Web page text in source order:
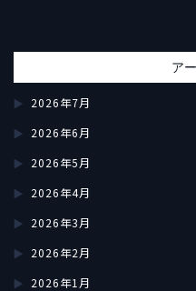
ア
2026年7月
2026年6月
2026年5月
2026年4月
2026年3月
2026年2月
2026年1月